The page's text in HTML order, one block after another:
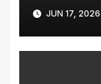
JUN 17, 2026